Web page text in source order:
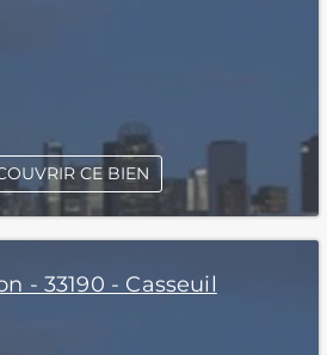
CE BIEN
- 33190 - Casseuil